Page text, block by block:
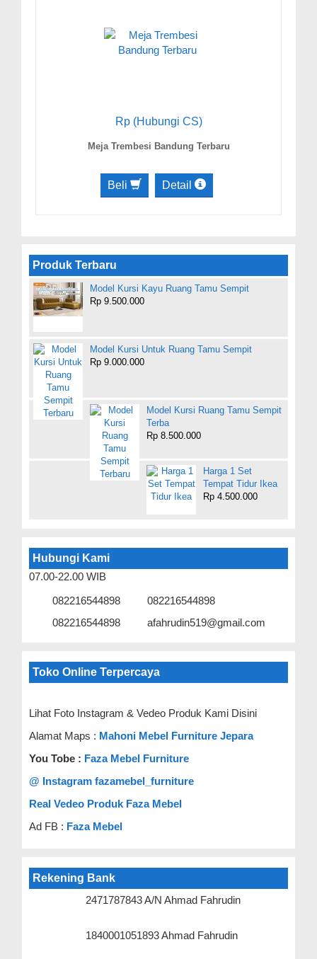
Rp (Hubungi CS)
Meja Trembesi Bandung Terbaru
Beli Detail
Produk Terbaru
Model Kursi Kayu Ruang Tamu Sempit
Rp 9.500.000
Model Kursi Untuk Ruang Tamu Sempit
Rp 9.000.000
Model Kursi Ruang Tamu Sempit
Terba
Rp 8.500.000
Harga 1 Set
Tempat Tidur Ikea
Rp 4.500.000
Hubungi Kami
07.00-22.00 WIB
082216544898
082216544898
082216544898
afahrudin519@gmail.com
Toko Online Terpercaya
Lihat Foto Instagram & Vedeo Produk Kami Disini
Alamat Maps : Mahoni Mebel Furniture Jepara
You Tobe : Faza Mebel Furniture
@ Instagram fazamebel_furniture
Real Vedeo Produk Faza Mebel
Ad FB : Faza Mebel
Rekening Bank
2471787843 A/N Ahmad Fahrudin
1840001051893 Ahmad Fahrudin